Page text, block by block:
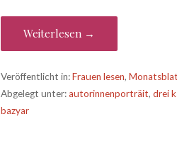
Weiterlesen →
Veröffentlicht in:Frauen lesen,
Abgelegt unter:autorinnenporträit,drei
bazyar